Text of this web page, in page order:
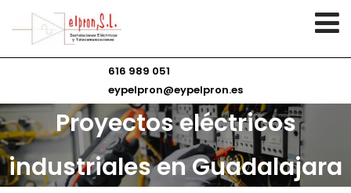
616 989 051
eypelpron@eypelpron.es
Proyectos eléctricos
industriales en Guadalajara